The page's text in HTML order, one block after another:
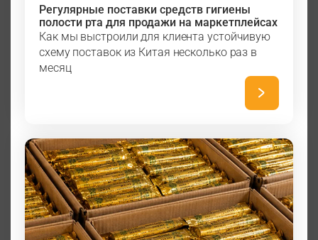
Регулярные поставки средств гигиены
полости рта для продажи на маркетплейсах
Как мы выстроили для клиента устойчивую
схему поставок из Китая несколько раз в
месяц